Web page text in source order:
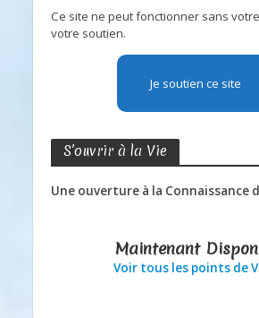
Ce site ne peut fonctionner sans
votre soutien.
Je soutien ce site
S’ouvrir à la Vie
Une ouverture à la Connaissance
Maintenant
Voir tous les points de